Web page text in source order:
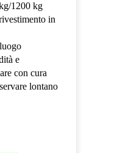
1200 kg
in
e
con cura
lontano